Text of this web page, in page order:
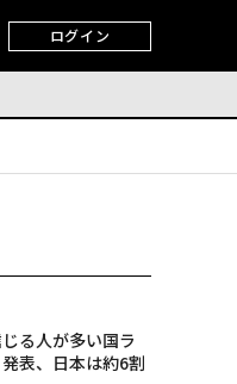
ログイン
じる人が多い国ラ
表、日本は約6割